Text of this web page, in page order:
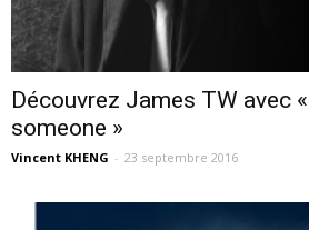
Découvrez James TW avec
someone »
Vincent KHENG - 23 septembre 2016